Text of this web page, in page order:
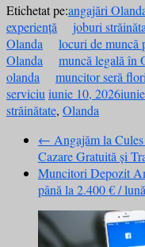
Etichetat pe:angajări
experiență
joburi
Olanda
locuri de muncă
Olanda
muncă legală în
olanda
muncitor seră
serviciu iunie 10, 2026
străinătate, Olanda
← Angajăm la
Cazare Gratuită și
Muncitori Depozit
până la 2.400 € / lună